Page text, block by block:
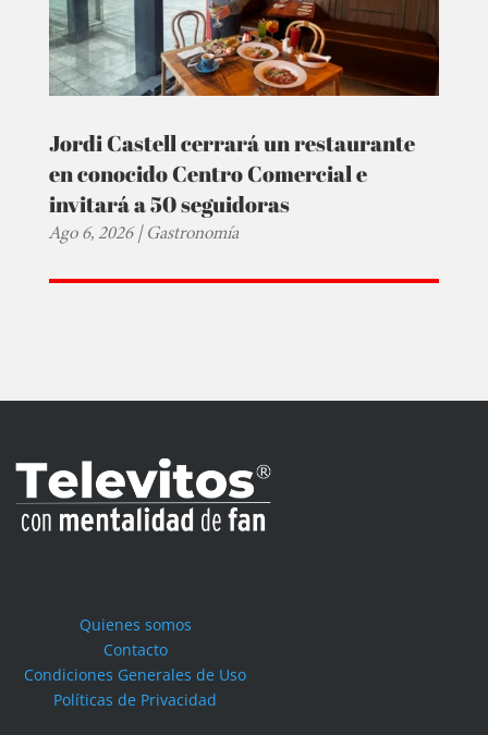
Jordi Castell cerrará un restaurante
en conocido Centro Comercial e
invitará a 50 seguidoras
Ago 6, 2026|Gastronomía
Quienes somos
Contacto
Condiciones Generales de Uso
Políticas de Privacidad